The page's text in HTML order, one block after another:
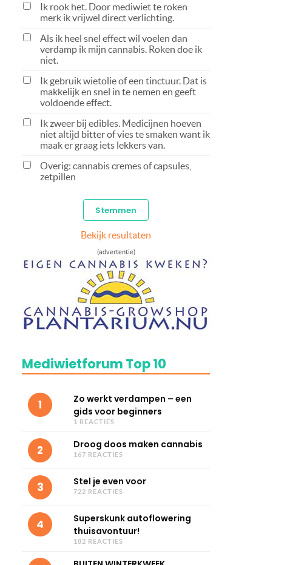
Ik rook het. Door mediwiet te roken
merk ik vrijwel direct verlichting.
Als ik heel snel effect wil voelen dan
verdamp ik mijn cannabis. Roken doe ik
niet.
Ik gebruik wietolie of een tinctuur. Dat is
makkelijk en snel in te nemen en geeft
voldoende effect.
Ik zweer bij edibles. Medicijnen hoeven
niet altijd bitter of vies te smaken want ik
maak er graag iets lekkers van.
Overig: cannabis cremes of capsules,
zetpillen
Bekijk resultaten
(advertentie)
Mediwietforum Top 10
1
Zo werkt verdampen – een
gids voor beginners
1 REACTIES
2 Droog doos maken cannabis
167 REACTIES
3 Stel je even voor
722 REACTIES
4
Superskunk autoflowering
thuisavontuur!
182 REACTIES